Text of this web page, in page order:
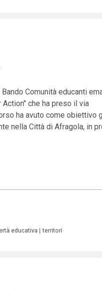
Comunità educanti
che ha preso il via
ha avuto come obiettivo
nella Città di Afragola, in
educativa territori